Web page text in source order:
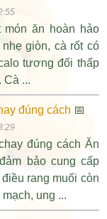
ăn hoàn hảo
giòn, cà rốt có
tương đối thấp
Cà ...
đúng cách 📅
đúng cách Ăn
bảo cung cấp
rang muối còn
ung ...